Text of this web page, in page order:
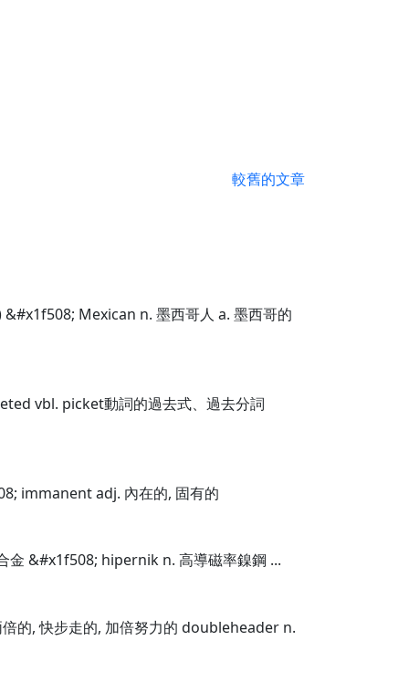
較舊的文章
Mexican n. 墨西哥人 a. 墨西哥的
vbl. picket動詞的過去式、過去分詞
immanent adj. 內在的, 固有的
&#x1f508; hipernik n. 高導磁率鎳鋼 ...
的, 快步走的, 加倍努力的 doubleheader n.